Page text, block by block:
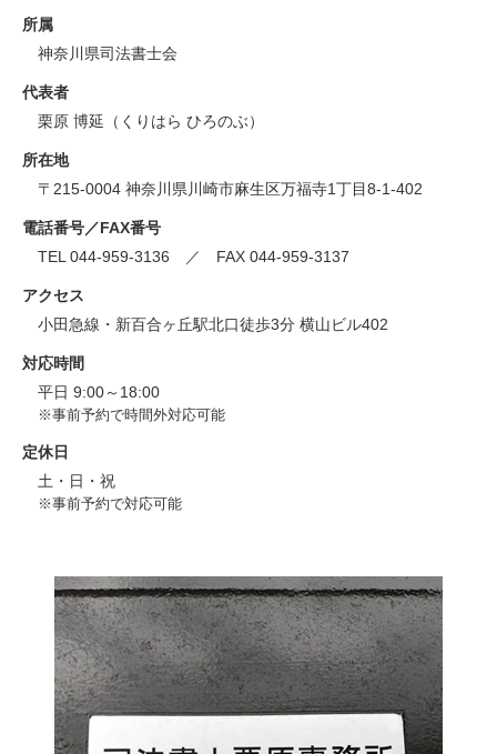
所属
神奈川県司法書士会
代表者
栗原 博延（くりはら ひろのぶ）
所在地
〒215-0004 神奈川県川崎市麻生区万福寺1丁目8-1-402
電話番号／FAX番号
TEL 044-959-3136 ／ FAX 044-959-3137
アクセス
小田急線・新百合ヶ丘駅北口徒歩3分 横山ビル402
対応時間
平日 9:00～18:00
※事前予約で時間外対応可能
定休日
土・日・祝
※事前予約で対応可能